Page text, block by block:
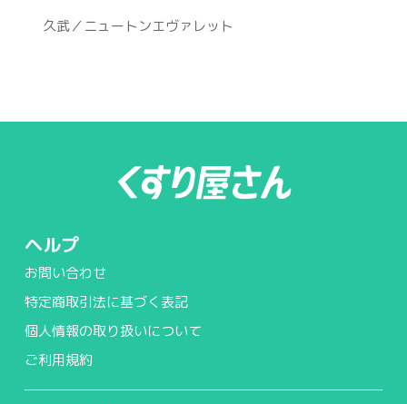
久武／ニュートンエヴァレット
ヘルプ
お問い合わせ
特定商取引法に基づく表記
個人情報の取り扱いについて
ご利用規約